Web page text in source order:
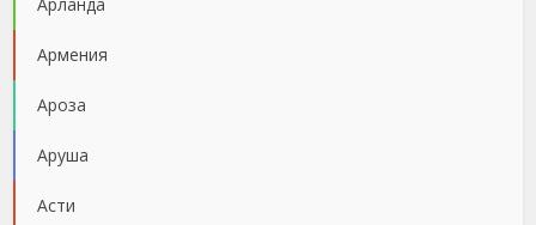
Армения
Ароза
Аруша
Асти